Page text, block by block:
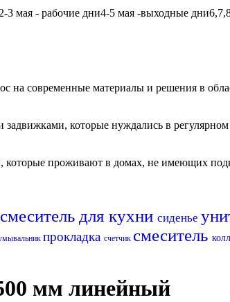
мая - рабочие дни4-5 мая -выходные
современные материалы и решения в
которые нуждались в
проживают в домах, не имеющих
смеситель для кухни сиденье
прокладка счетчик смеситель
мм линейный